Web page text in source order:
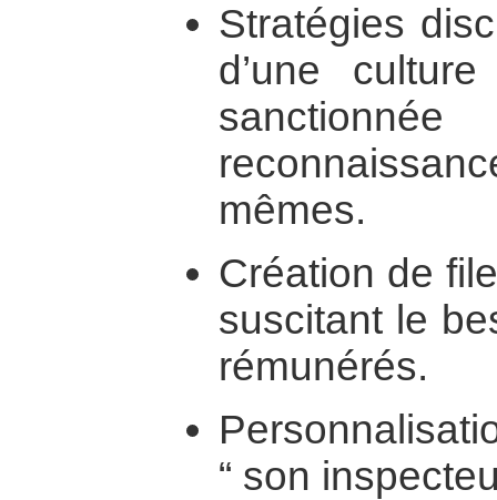
Stratégies
d’une
mêmes.
Création de
suscitant le
rémunérés.
“ son